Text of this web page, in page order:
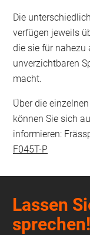
Die
verfügen jeweils
die sie für nahezu
unverzichtbaren
macht.
Über die
können Sie sich
informieren:
F045T-P
Lassen
sprechen!